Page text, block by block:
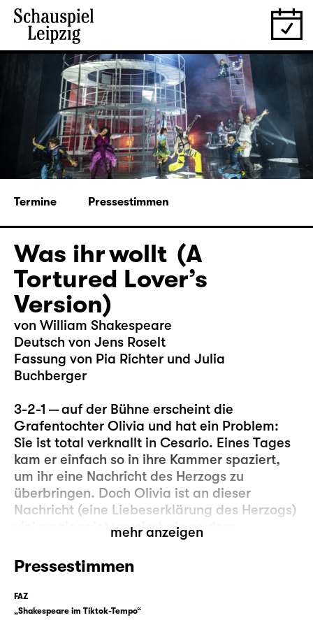
Termine Pressestimmen
Was ihr wollt (A
Tortured Lover’s
Version)
von William Shakespeare
Deutsch von Jens Roselt
Fassung von Pia Richter und Julia
Buchberger
3-2-1 — auf der Bühne erscheint die
Grafentochter Olivia und hat ein Problem:
Sie ist total verknallt in Cesario. Eines Tages
kam er einfach so in ihre Kammer spaziert,
um ihr eine Nachricht des Herzogs zu
überbringen. Doch Olivia ist an dieser
Nachricht (eine Liebeserklärung des Herzogs)
viel weniger interessiert als an dem
Überbringer, denn (anders als der Herzog) ist
Cesario klug, schön, gewitzt und kann
obendrein auch noch singen … und seien wir
mal ehrlich, manchmal ist die „eigentliche“
Nachricht einfach weniger wichtig als das,
mehr anzeigen
Pressestimmen
FAZ
„Shakespeare im Tiktok-Tempo“